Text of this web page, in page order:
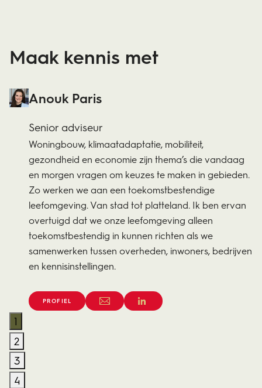
Maak kennis met
Anouk Paris
Senior adviseur
Woningbouw, klimaatadaptatie, mobiliteit,
gezondheid en economie zijn thema’s die vandaag
en morgen vragen om keuzes te maken in gebieden.
Zo werken we aan een toekomstbestendige
leefomgeving. Van stad tot platteland. Ik ben ervan
overtuigd dat we onze leefomgeving alleen
toekomstbestendig in kunnen richten als we
samenwerken tussen overheden, inwoners, bedrijven
en kennisinstellingen.
PROFIEL
1
2
3
4